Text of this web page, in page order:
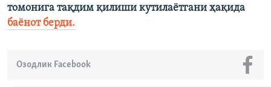
томонига тақдим қилиши кутилаётгани ҳақида
баёнот берди.
Озодлик Facebook